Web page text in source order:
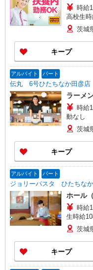
時給
高校生時給1080円 ■特
8:00）
茨城
キープ
アルバイト パート
伝丸 6号ひたちなか田彦店
ラーメ
時給
動なし
茨城
キープ
アルバイト パート
ジョリーパスタ ひたちな
ホール
時給
生時給
時間数×1.8％） ■土日・
50円
茨城
キープ